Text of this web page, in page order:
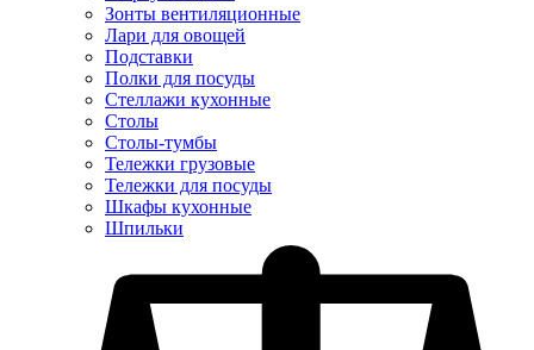
Зонты вентиляционные
Лари для овощей
Подставки
Полки для посуды
Стеллажи кухонные
Столы
Столы-тумбы
Тележки грузовые
Тележки для посуды
Шкафы кухонные
Шпильки